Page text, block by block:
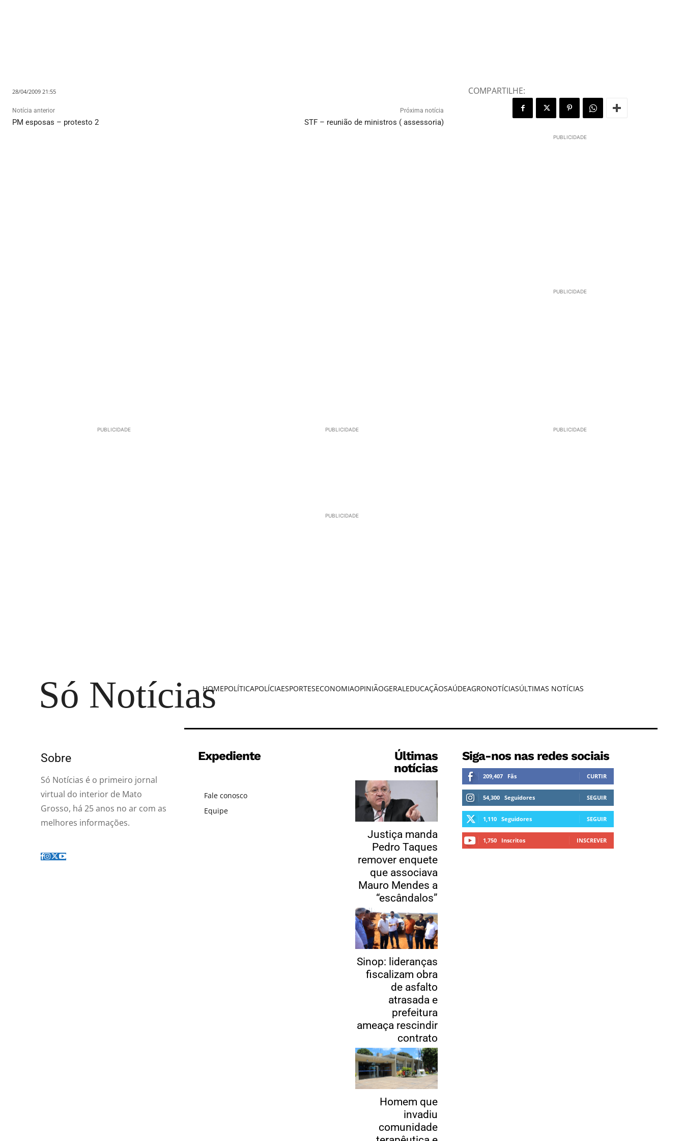
28/04/2009 21:55
Notícia anterior
PM esposas – protesto 2
Próxima notícia
STF – reunião de ministros ( assessoria)
COMPARTILHE:
PUBLICIDADE
PUBLICIDADE
PUBLICIDADE PUBLICIDADE PUBLICIDADE
PUBLICIDADE
Só Notícias
HOMEPOLÍTICAPOLÍCIAESPORTESECONOMIAOPINIÃOGERALEDUCAÇÃOSAÚDEAGRONOTÍCIASÚLTIMAS NOTÍCIAS
Sobre
Só Notícias é o primeiro jornal
virtual do interior de Mato
Grosso, há 25 anos no ar com as
melhores informações.
Expediente
Fale conosco
Equipe
Últimas
notícias
Justiça manda
Pedro Taques
remover enquete
que associava
Mauro Mendes a
“escândalos”
Sinop: lideranças
fiscalizam obra
de asfalto
atrasada e
prefeitura
ameaça rescindir
contrato
Homem que
invadiu
comunidade
Siga-nos nas redes sociais
209,407 Fãs CURTIR
54,300 Seguidores SEGUIR
1,110 Seguidores SEGUIR
1,750 Inscritos INSCREVER